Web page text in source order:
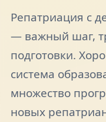
Города
FAQ
О нас
Репатриация с
— важный шаг,
подготовки.
система
множество
новых